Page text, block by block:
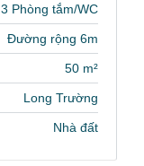
3 Phòng tắm/WC
Đường rộng 6m
50 m²
Long Trường
Nhà đất